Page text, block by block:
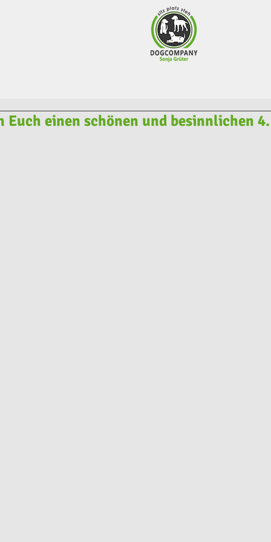
Euch einen schönen und besinnlichen